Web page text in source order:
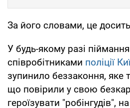
За його словами, це
У будь-якому разі
співробітниками поліції
зупинило беззаконня, яке
що повірили у свою
героїзувати "робінгудів",